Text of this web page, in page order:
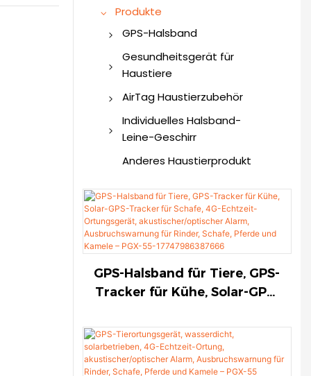
Produkte
GPS-Halsband
GPS-Hundehalsband
GPS-Tracker
Gesundheitsgerät für
Haustiere
Intelligenter Haustier-
AirTag Haustierzubehör
AirTag-Hundehalsband
AirTag Katzenhalsband
AirTag Haustiergeschirr
AirTag-Hundehalter
AirTag für Haustiere
Individuelles Halsband-
Leine-Geschirr
Individuelles
Individuelles
Haustiergeschirr
Individuelle Haustierleine
Anderes Haustierprodukt
GPS-Halsband für Tiere, GPS-
Tracker für Kühe, Solar-GPS-
Echtzeit-Ortungsgerät,
akustischer/optischer Alarm,
Ausbruchswarnung für